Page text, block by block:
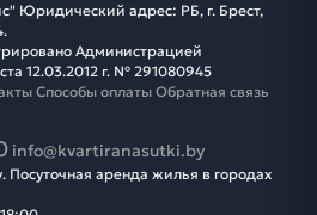
Юридический адрес: РБ, г. Брест,
Администрацией
12.03.2012 г. № 291080945
Способы оплаты Обратная связь
info@kvartiranasutki.by
аренда жилья в городах